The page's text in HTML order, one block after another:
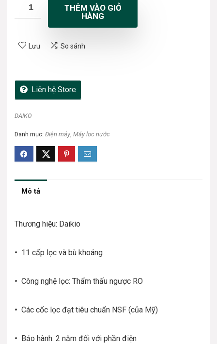
THÊM VÀO GIỎ
HÀNG
Lưu So sánh
Liên hệ Store
DAIKO
Danh mục: Điện máy, Máy lọc nước
Mô tả
Thương hiệu: Daikio
• 11 cấp lọc và bù khoáng
• Công nghệ lọc: Thẩm thấu ngược RO
• Các cốc lọc đạt tiêu chuẩn NSF (của Mỹ)
• Bảo hành: 2 năm đối với phần điện